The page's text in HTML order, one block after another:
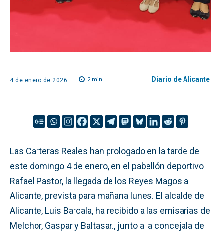
4 de enero de 2026 2min. Diario de Alicante
Las Carteras Reales han prologado en la tarde de
este domingo 4 de enero, en el pabellón deportivo
Rafael Pastor, la llegada de los Reyes Magos a
Alicante, prevista para mañana lunes. El alcalde de
Alicante, Luis Barcala, ha recibido a las emisarias de
Melchor, Gaspar y Baltasar., junto a la concejala de